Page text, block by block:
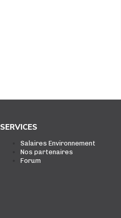
SERVICES
Salaires Environnement
Nos partenaires
Forum